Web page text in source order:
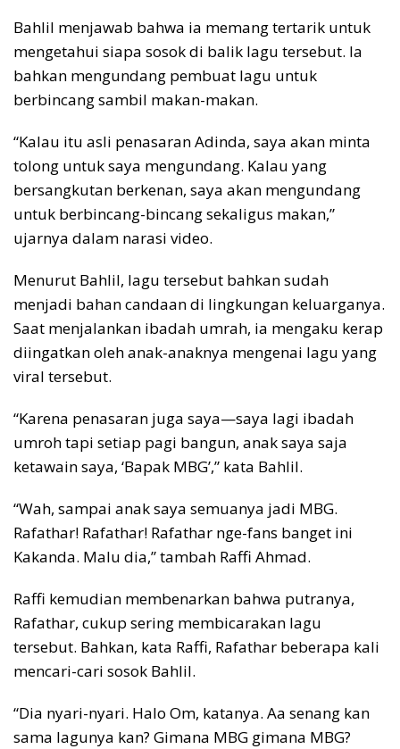
Bahlil menjawab bahwa ia memang tertarik untuk
mengetahui siapa sosok di balik lagu tersebut. Ia
bahkan mengundang pembuat lagu untuk
berbincang sambil makan-makan.
“Kalau itu asli penasaran Adinda, saya akan minta
tolong untuk saya mengundang. Kalau yang
bersangkutan berkenan, saya akan mengundang
untuk berbincang-bincang sekaligus makan,”
ujarnya dalam narasi video.
Menurut Bahlil, lagu tersebut bahkan sudah
menjadi bahan candaan di lingkungan keluarganya.
Saat menjalankan ibadah umrah, ia mengaku kerap
diingatkan oleh anak-anaknya mengenai lagu yang
viral tersebut.
“Karena penasaran juga saya—saya lagi ibadah
umroh tapi setiap pagi bangun, anak saya saja
ketawain saya, ‘Bapak MBG’,” kata Bahlil.
“Wah, sampai anak saya semuanya jadi MBG.
Rafathar! Rafathar! Rafathar nge-fans banget ini
Kakanda. Malu dia,” tambah Raffi Ahmad.
Raffi kemudian membenarkan bahwa putranya,
Rafathar, cukup sering membicarakan lagu
tersebut. Bahkan, kata Raffi, Rafathar beberapa kali
mencari-cari sosok Bahlil.
“Dia nyari-nyari. Halo Om, katanya. Aa senang kan
sama lagunya kan? Gimana MBG gimana MBG?